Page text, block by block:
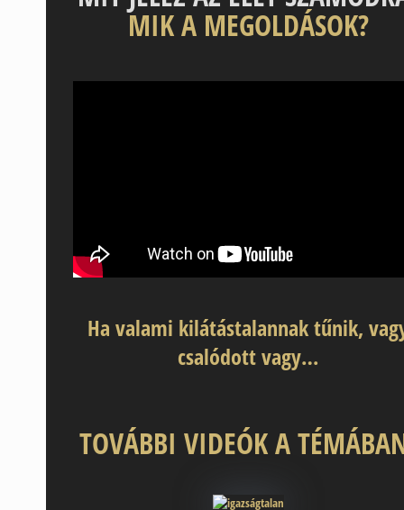
MIK A MEGOLDÁSOK?
Ha valami kilátástalannak tűnik,
csalódott vagy…
TOVÁBBI VIDEÓK A